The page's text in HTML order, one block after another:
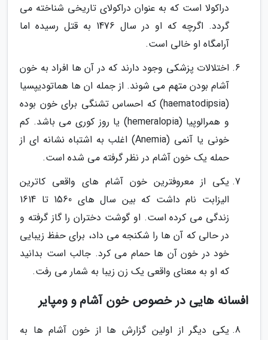
دراکولا است که به عنوان دراکولای تاریخی شناخته می
گردد. اگرچه که او در سال 1476 به قتل رسیده اما
آرامگاه او خالی است.
اختلالات پزشکی وجود دارند که در آن ها افراد به خون
آشام بودن متهم می شوند. از جمله ان ها هماتودیپسیا
(haematodipsia) که احساس تشنگی برای خون بوده
و همرالوپیا (hemeralopia) یا روز کوری می باشد. کم
خونی یا آنمی (Anemia) اغلب به اشتباه نشانه ای از
حمله یک خون آشام در نظر گرفته می شده است.
یکی از معروفترین خون آشام های واقعی کاترین
الیزابت نام داشت که بین سال های 1560 تا 1614
زندگی می کرده است. او گوشت دختران را گاز گرفته و
در حالی که آن ها را شکنجه می داد، برای حفظ زیبایی
خود در خون آن ها حمام می کرد. جالب است بدانید
که او به معنای واقعی یک زن زیبا به شمار می رفت.
افسانه هایی در خصوص خون آشام و ومپایر
یکی دیگر از اولین گزارش ها از خون آشام ها به